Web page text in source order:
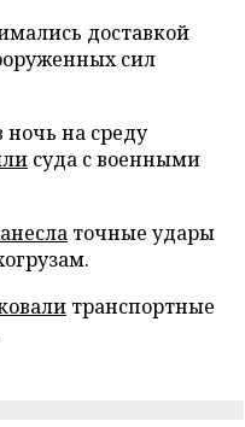
доставкой
сил
ночь на среду
суда с военными
точные удары
транспортные